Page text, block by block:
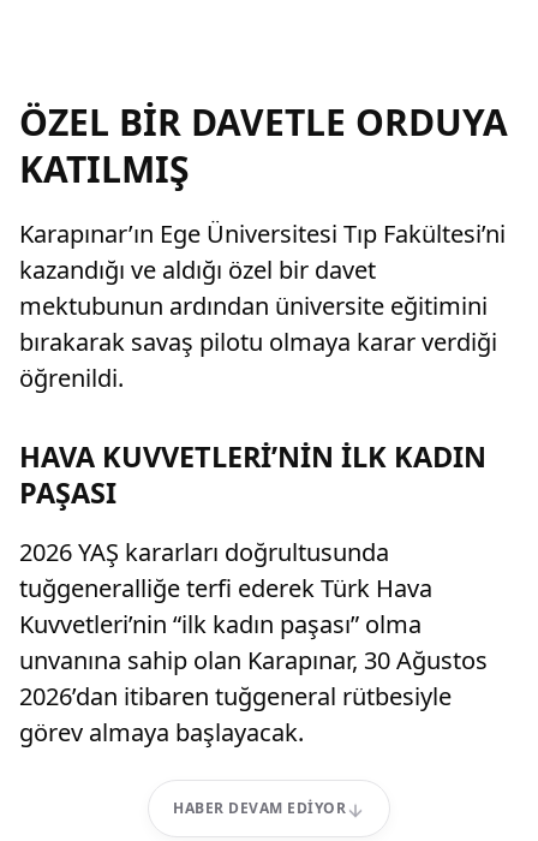
ÖZEL BİR DAVETLE ORDUYA
KATILMIŞ
Karapınar’ın Ege Üniversitesi Tıp Fakültesi’ni
kazandığı ve aldığı özel bir davet
mektubunun ardından üniversite eğitimini
bırakarak savaş pilotu olmaya karar verdiği
öğrenildi.
HAVA KUVVETLERİ’NİN İLK KADIN
PAŞASI
2026 YAŞ kararları doğrultusunda
tuğgeneralliğe terfi ederek Türk Hava
Kuvvetleri’nin “ilk kadın paşası” olma
unvanına sahip olan Karapınar, 30 Ağustos
2026’dan itibaren tuğgeneral rütbesiyle
görev almaya başlayacak.
HABER DEVAM EDIYOR